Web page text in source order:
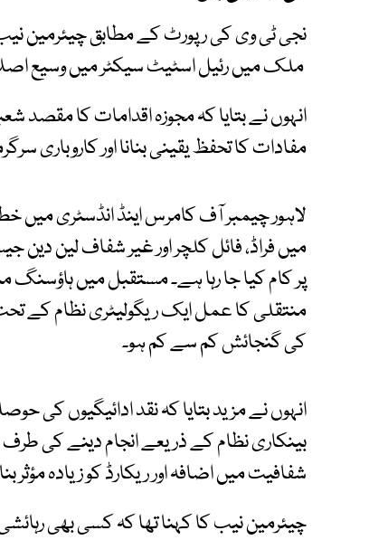
نجی ٹی وی کی رپورٹ کے مطابق چیئرمین
ملک میں رئیل اسٹیٹ سیکٹر میں وسیع
انہوں نے بتایا کہ مجوزہ اقدامات کا مقصد
مفادات کا تحفظ یقینی بنانا اور کاروباری
لاہور چیمبر آف کامرس اینڈ انڈسٹری میں
میں فراڈ، فائل کلچر اور غیر شفاف لین
پر کام کیا جا رہا ہے۔ مستقبل میں
منتقلی کا عمل ایک ریگولیٹری نظام کے تحت
کی گنجائش کم سے کم ہو۔
انہوں نے مزید بتایا کہ نقد ادائیگیوں کی
بینکاری نظام کے ذریعے انجام دینے کی
شفافیت میں اضافہ اور ریکارڈ کو زیادہ مؤثر
چیئرمین نیب کا کہنا تھا کہ کسی بھی